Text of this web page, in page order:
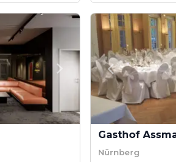
Gasthof
Nürnberg